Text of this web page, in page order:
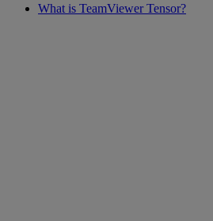
What is TeamViewer Tensor?